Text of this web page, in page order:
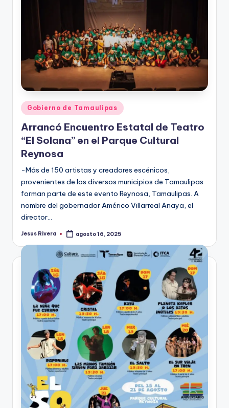
Publicado
en
Gobierno de Tamaulipas
Arrancó Encuentro Estatal de Teatro
“El Solana” en el Parque Cultural
Reynosa
-Más de 150 artistas y creadores escénicos,
provenientes de los diversos municipios de Tamaulipas
forman parte de este evento Reynosa, Tamaulipas. A
nombre del gobernador Américo Villarreal Anaya, el
director…
Publicado
Jesus Rivera agosto 16, 2025